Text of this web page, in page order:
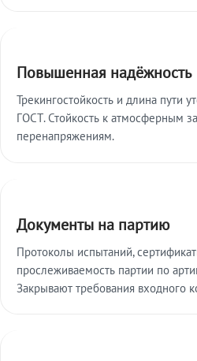
Повышенная надёжность
Трекингостойкость и длина пути
ГОСТ. Стойкость к атмосферным
перенапряжениям.
Документы на партию
Протоколы испытаний,
прослеживаемость партии по
Закрывают требования входного